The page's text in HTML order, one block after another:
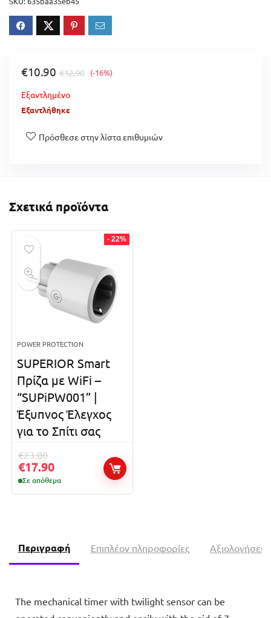
€12.90
€10.90 (-16%)
Εξαντλημένο
Εξαντλήθηκε
Πρόσθεσε στην λίστα επιθυμιών
Σχετικά προϊόντα
- 22%
POWER PROTECTION
SUPERIOR Smart
Πρίζα με WiFi –
“SUPiPW001” |
Έξυπνος Έλεγχος
για το Σπίτι σας
€23.00
€17.90
Σε απόθεμα
Περιγραφή Επιπλέον πληροφορίες Αξιολογήσεις
The mechanical timer with twilight sensor can be